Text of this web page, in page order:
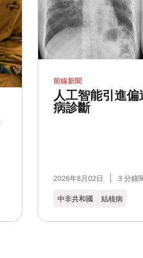
前線新聞
人工智能引進
病診斷
2026年8月02日 3 分鐘
中非共和國 結核病